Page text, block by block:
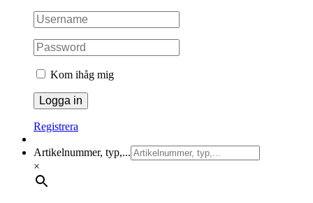
Kom ihåg mig
Registrera
Artikelnummer, typ,...
×